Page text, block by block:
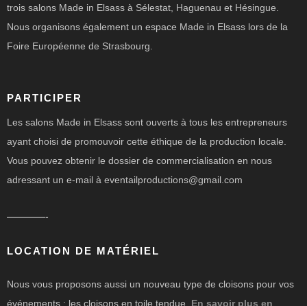
trois salons Made in Elsass à Sélestat, Haguenau et Hésingue.
Nous organisons également un espace Made in Elsass lors de la
Foire Européenne de Strasbourg.
PARTICIPER
Les salons Made in Elsass sont ouverts à tous les entrepreneurs
ayant choisi de promouvoir cette éthique de la production locale.
Vous pouvez obtenir le dossier de commercialisation en nous
adressant un e-mail à eventailproductions@gmail.com
————-
LOCATION DE MATÉRIEL
Nous vous proposons aussi un nouveau type de cloisons pour vos
événements : les cloisons en toile tendue. En savoir plus en